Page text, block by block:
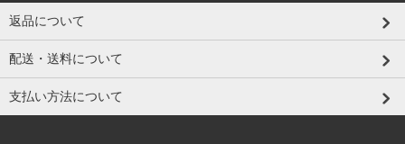
返品について
配送・送料について
支払い方法について